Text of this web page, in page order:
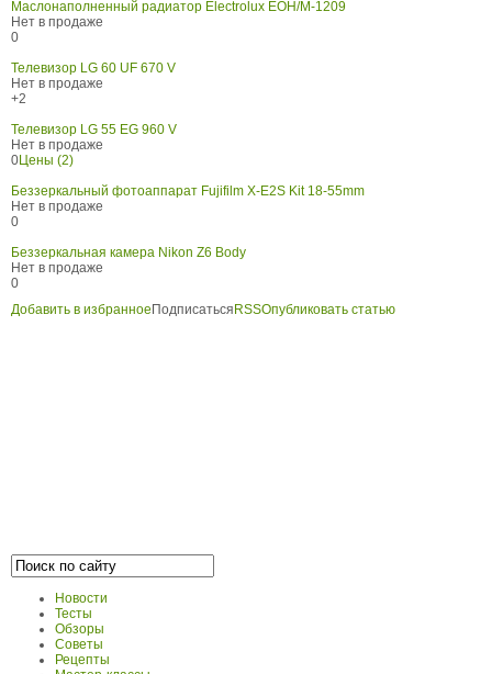
Маслонаполненный радиатор Electrolux EOH/M-1209
Нет в продаже
0
Телевизор LG 60 UF 670 V
Нет в продаже
+2
Телевизор LG 55 EG 960 V
Нет в продаже
0Цены (2)
Беззеркальный фотоаппарат Fujifilm X-E2S Kit 18-55mm
Нет в продаже
0
Беззеркальная камера Nikon Z6 Body
Нет в продаже
0
Добавить в избранное Подписаться RSSОпубликовать статью
Новости
Тесты
Обзоры
Советы
Рецепты